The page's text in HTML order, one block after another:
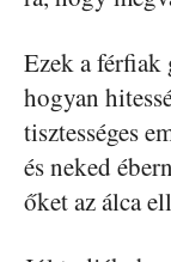
Ezek a
hogyan
tisztességes
és neked
őket az álca